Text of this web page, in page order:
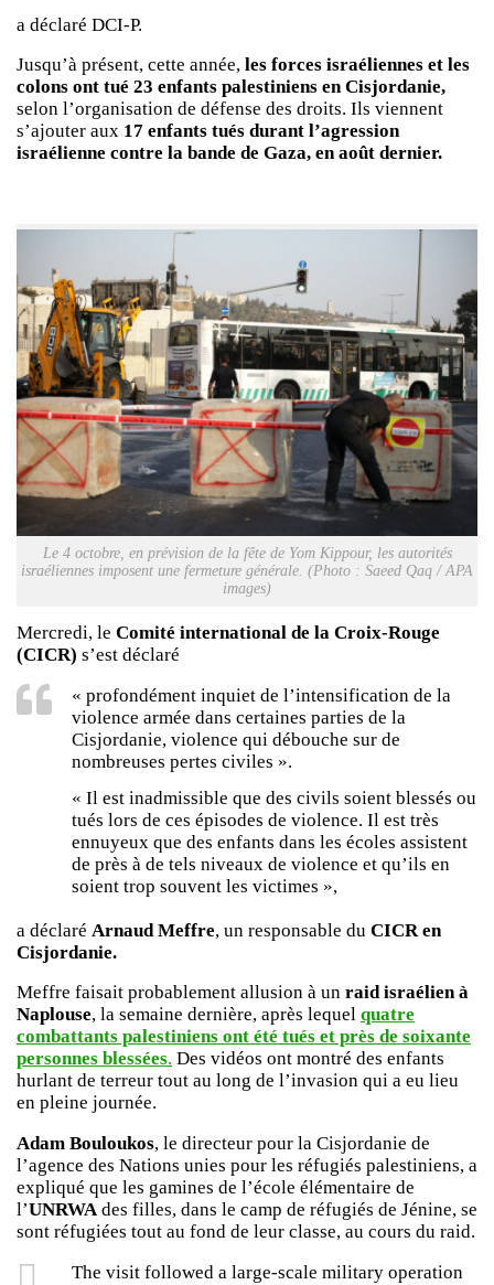
a déclaré DCI-P.
Jusqu’à présent, cette année, les forces israéliennes et les
colons ont tué 23 enfants palestiniens en Cisjordanie,
selon l’organisation de défense des droits. Ils viennent
s’ajouter aux 17 enfants tués durant l’agression
israélienne contre la bande de Gaza, en août dernier.
Le 4 octobre, en prévision de la fête de Yom Kippour, les autorités
israéliennes imposent une fermeture générale. (Photo : Saeed Qaq / APA
images)
Mercredi, le Comité international de la Croix-Rouge
(CICR) s’est déclaré
« profondément inquiet de l’intensification de la
violence armée dans certaines parties de la
Cisjordanie, violence qui débouche sur de
nombreuses pertes civiles ».
« Il est inadmissible que des civils soient blessés ou
tués lors de ces épisodes de violence. Il est très
ennuyeux que des enfants dans les écoles assistent
de près à de tels niveaux de violence et qu’ils en
soient trop souvent les victimes »,
a déclaré Arnaud Meffre, un responsable du CICR en
Cisjordanie.
Meffre faisait probablement allusion à un raid israélien à
Naplouse, la semaine dernière, après lequel quatre
combattants palestiniens ont été tués et près de soixante
personnes blessées. Des vidéos ont montré des enfants
hurlant de terreur tout au long de l’invasion qui a eu lieu
en pleine journée.
Adam Bouloukos, le directeur pour la Cisjordanie de
l’agence des Nations unies pour les réfugiés palestiniens, a
expliqué que les gamines de l’école élémentaire de
l’UNRWAdes filles, dans le camp de réfugiés de Jénine, se
sont réfugiées tout au fond de leur classe, au cours du raid.
The visit followed a large-scale military operation